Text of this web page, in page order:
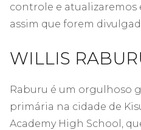
controle e atualizaremos
assim que forem
WILLIS
Raburu é um orgulhoso
primária na cidade de
Academy High School,